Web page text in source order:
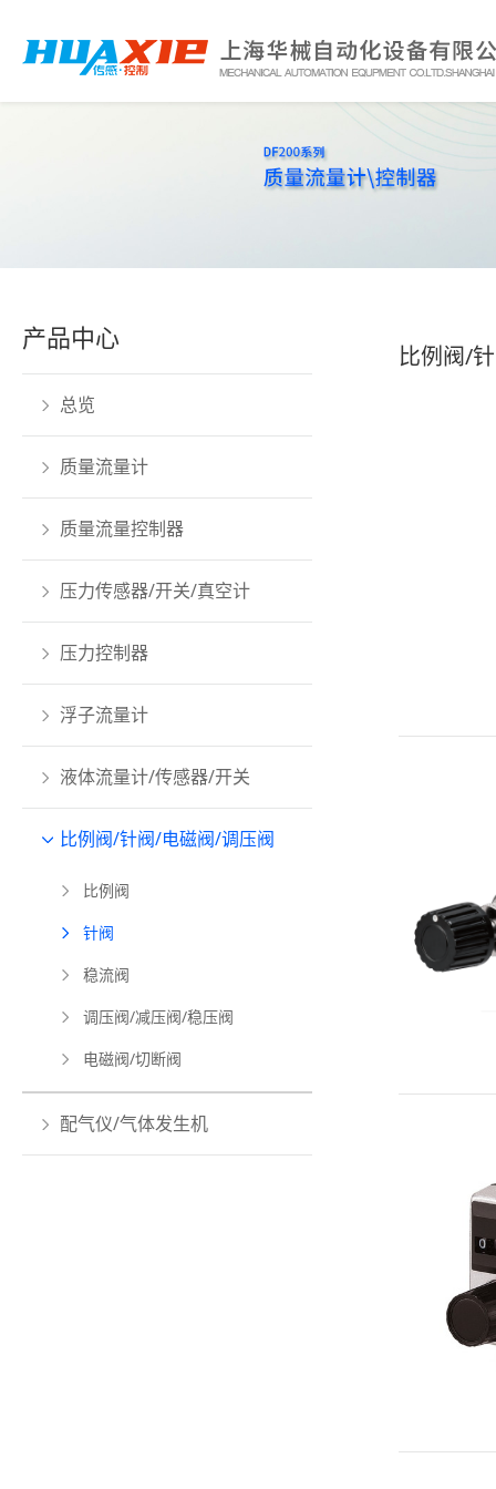
产品中心
总览
质量流量计
质量流量控制器
压力传感器/开关/真空计
压力控制器
浮子流量计
液体流量计/传感器/开关
比例阀/针阀/电磁阀/调压阀
比例阀
针阀
稳流阀
调压阀/减压阀/稳压阀
电磁阀/切断阀
配气仪/气体发生机
比例阀/